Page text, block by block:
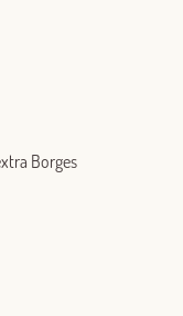
Borges